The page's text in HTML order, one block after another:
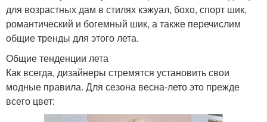
для возрастных дам в стилях кэжуал, бохо, спорт шик,
романтический и богемный шик, а также перечислим
общие тренды для этого лета.
Общие тенденции лета
Как всегда, дизайнеры стремятся установить свои
модные правила. Для сезона весна-лето это прежде
всего цвет: